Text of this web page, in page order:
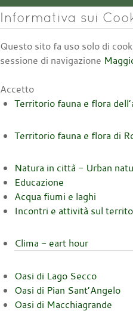
Informativa sui
Questo sito fa uso solo di
sessione di navigazione
Accetto
Territorio fauna e flora
Territorio fauna e flora di
Natura in città - Urban
Educazione
Acqua fiumi e laghi
Incontri e attività sul
Clima - eart hour
Oasi di Lago Secco
Oasi di Pian Sant’Angelo
Oasi di Macchiagrande